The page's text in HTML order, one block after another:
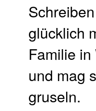
glücklich
Familie
und mag
gruseln.